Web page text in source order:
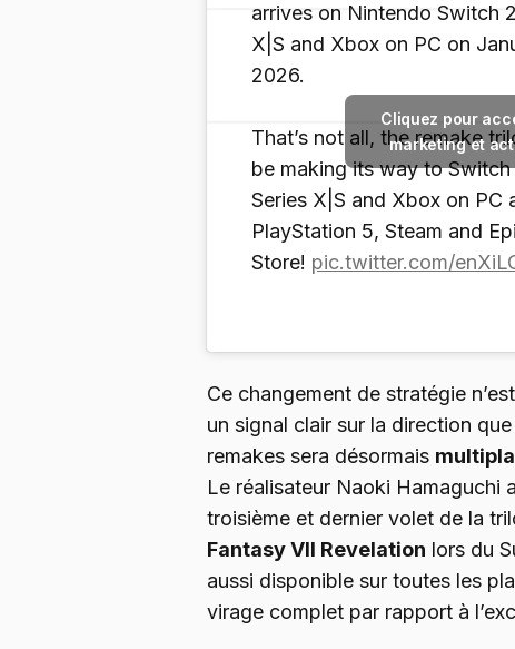
arrives on Nintendo Switch
X|S and Xbox on PC on
2026.
That’s not all, the remake
be making its way to
Series X|S and Xbox on PC
PlayStation 5, Steam and
Store! pic.twitter.com/
Cliquez pour
marketing et
Ce changement de stratégie
un signal clair sur la direction
remakes sera désormais
Le réalisateur Naoki Hamaguchi
troisième et dernier volet de la
Fantasy VII Revelation lors du
aussi disponible sur toutes les
virage complet par rapport à